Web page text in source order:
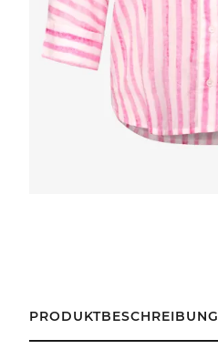
PRODUKTBESCHREIBUNG